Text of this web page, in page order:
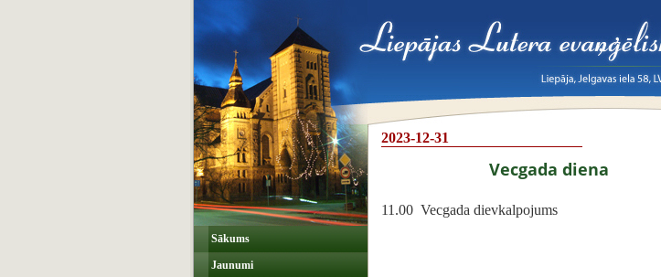
Sākums
Jaunumi
2023-12-31
Vecgada diena
11.00 Vecgada dievkalpojums